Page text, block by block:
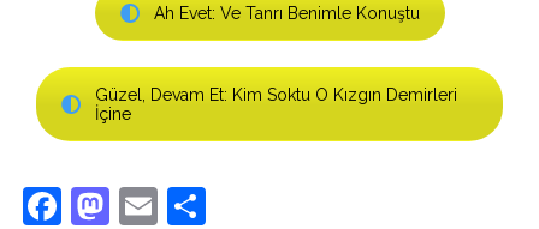
Ah Evet: Ve Tanrı Benimle Konuştu
Güzel, Devam Et: Kim Soktu O Kızgın Demirleri
İçine
Facebook
Mastodon
Email